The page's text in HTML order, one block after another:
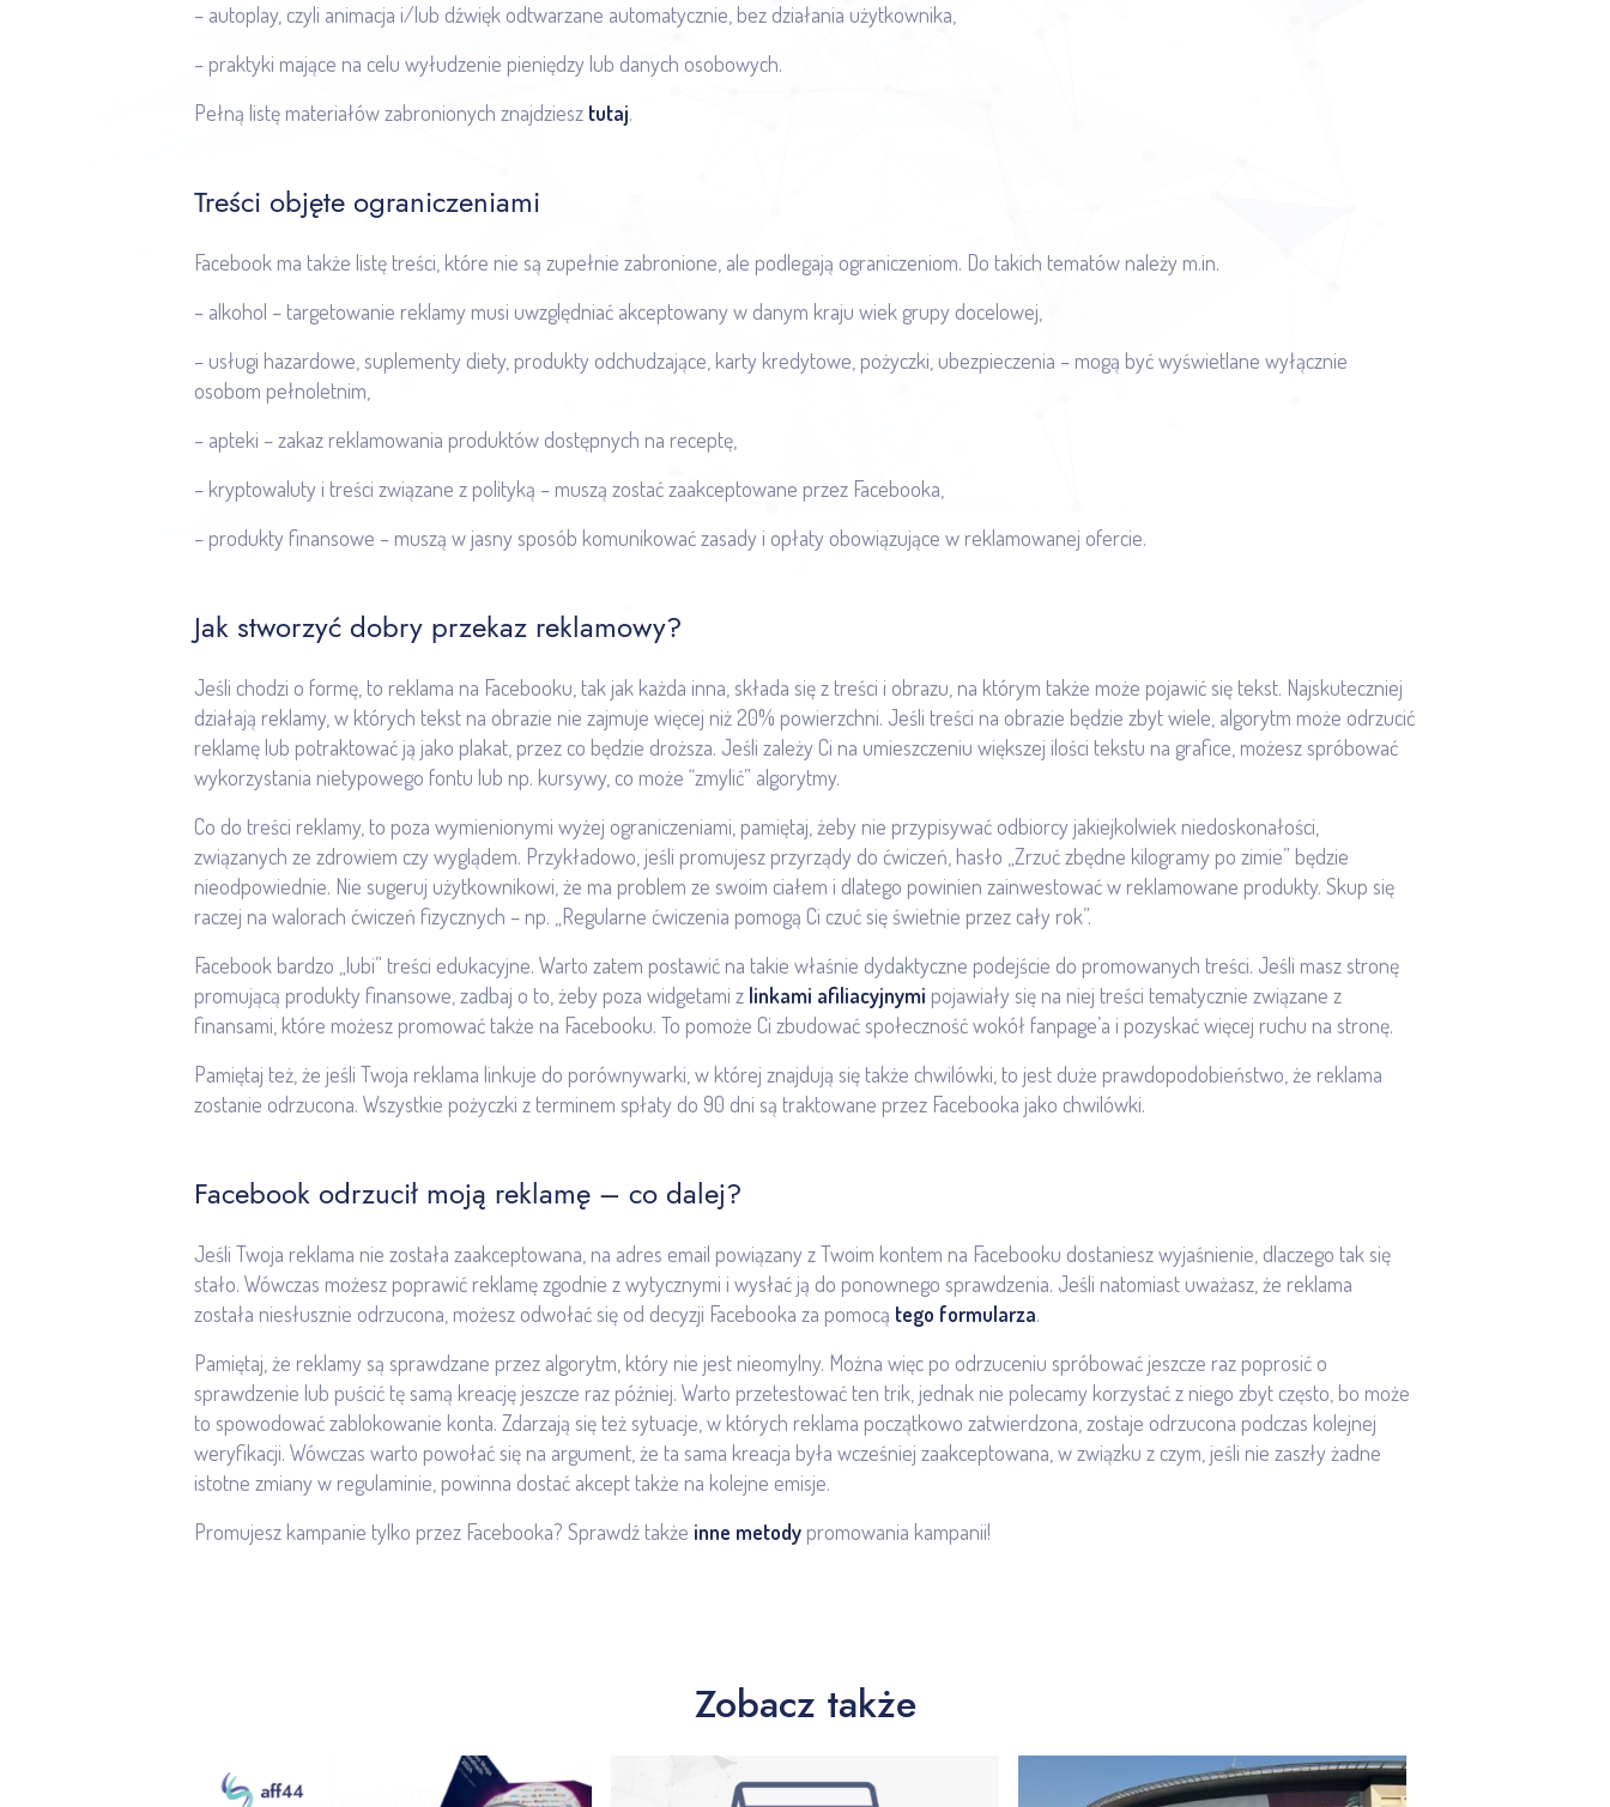
– autoplay, czyli animacja i/lub dźwięk odtwarzane automatycznie, bez działania użytkownika,
– praktyki mające na celu wyłudzenie pieniędzy lub danych osobowych.
Pełną listę materiałów zabronionych znajdziesz tutaj.
Treści objęte ograniczeniami
Facebook ma także listę treści, które nie są zupełnie zabronione, ale podlegają ograniczeniom. Do takich tematów należy m.in.
– alkohol – targetowanie reklamy musi uwzględniać akceptowany w danym kraju wiek grupy docelowej,
– usługi hazardowe, suplementy diety, produkty odchudzające, karty kredytowe, pożyczki, ubezpieczenia – mogą być wyświetlane wyłącznie
osobom pełnoletnim,
– apteki – zakaz reklamowania produktów dostępnych na receptę,
– kryptowaluty i treści związane z polityką – muszą zostać zaakceptowane przez Facebooka,
– produkty finansowe – muszą w jasny sposób komunikować zasady i opłaty obowiązujące w reklamowanej ofercie.
Jak stworzyć dobry przekaz reklamowy?
Jeśli chodzi o formę, to reklama na Facebooku, tak jak każda inna, składa się z treści i obrazu, na którym także może pojawić się tekst. Najskuteczniej
działają reklamy, w których tekst na obrazie nie zajmuje więcej niż 20% powierzchni. Jeśli treści na obrazie będzie zbyt wiele, algorytm może odrzucić
reklamę lub potraktować ją jako plakat, przez co będzie droższa. Jeśli zależy Ci na umieszczeniu większej ilości tekstu na grafice, możesz spróbować
wykorzystania nietypowego fontu lub np. kursywy, co może “zmylić” algorytmy.
Co do treści reklamy, to poza wymienionymi wyżej ograniczeniami, pamiętaj, żeby nie przypisywać odbiorcy jakiejkolwiek niedoskonałości,
związanych ze zdrowiem czy wyglądem. Przykładowo, jeśli promujesz przyrządy do ćwiczeń, hasło „Zrzuć zbędne kilogramy po zimie” będzie
nieodpowiednie. Nie sugeruj użytkownikowi, że ma problem ze swoim ciałem i dlatego powinien zainwestować w reklamowane produkty. Skup się
raczej na walorach ćwiczeń fizycznych – np. „Regularne ćwiczenia pomogą Ci czuć się świetnie przez cały rok”.
Facebook bardzo „lubi” treści edukacyjne. Warto zatem postawić na takie właśnie dydaktyczne podejście do promowanych treści. Jeśli masz stronę
promującą produkty finansowe, zadbaj o to, żeby poza widgetami z linkami afiliacyjnymi pojawiały się na niej treści tematycznie związane z
finansami, które możesz promować także na Facebooku. To pomoże Ci zbudować społeczność wokół fanpage’a i pozyskać więcej ruchu na stronę.
Pamiętaj też, że jeśli Twoja reklama linkuje do porównywarki, w której znajdują się także chwilówki, to jest duże prawdopodobieństwo, że reklama
zostanie odrzucona. Wszystkie pożyczki z terminem spłaty do 90 dni są traktowane przez Facebooka jako chwilówki.
Facebook odrzucił moją reklamę – co dalej?
Jeśli Twoja reklama nie została zaakceptowana, na adres email powiązany z Twoim kontem na Facebooku dostaniesz wyjaśnienie, dlaczego tak się
stało. Wówczas możesz poprawić reklamę zgodnie z wytycznymi i wysłać ją do ponownego sprawdzenia. Jeśli natomiast uważasz, że reklama
została niesłusznie odrzucona, możesz odwołać się od decyzji Facebooka za pomocą tego formularza.
Pamiętaj, że reklamy są sprawdzane przez algorytm, który nie jest nieomylny. Można więc po odrzuceniu spróbować jeszcze raz poprosić o
sprawdzenie lub puścić tę samą kreację jeszcze raz później. Warto przetestować ten trik, jednak nie polecamy korzystać z niego zbyt często, bo może
to spowodować zablokowanie konta. Zdarzają się też sytuacje, w których reklama początkowo zatwierdzona, zostaje odrzucona podczas kolejnej
weryfikacji. Wówczas warto powołać się na argument, że ta sama kreacja była wcześniej zaakceptowana, w związku z czym, jeśli nie zaszły żadne
istotne zmiany w regulaminie, powinna dostać akcept także na kolejne emisje.
Promujesz kampanie tylko przez Facebooka? Sprawdź także inne metody promowania kampanii!
Zobacz także